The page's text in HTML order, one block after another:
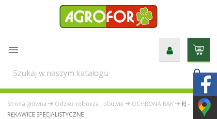

search
Strona główna Odzież robocza i obuwie OCHRONA RĄK
RJ -
RĘKAWICE SPECJALISTYCZNE